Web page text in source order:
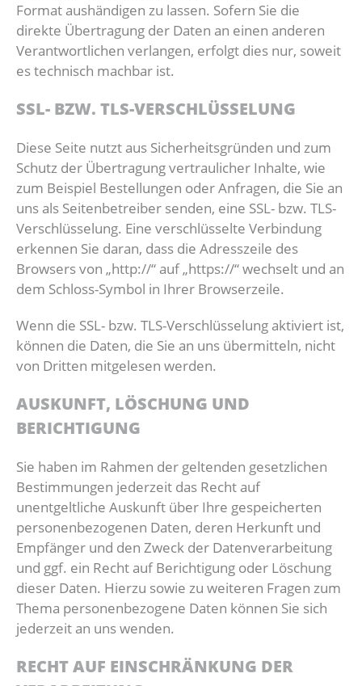
Format aushändigen zu lassen. Sofern Sie die
direkte Übertragung der Daten an einen anderen
Verantwortlichen verlangen, erfolgt dies nur, soweit
es technisch machbar ist.
SSL- BZW. TLS-VERSCHLÜSSELUNG
Diese Seite nutzt aus Sicherheitsgründen und zum
Schutz der Übertragung vertraulicher Inhalte, wie
zum Beispiel Bestellungen oder Anfragen, die Sie an
uns als Seitenbetreiber senden, eine SSL- bzw. TLS-
Verschlüsselung. Eine verschlüsselte Verbindung
erkennen Sie daran, dass die Adresszeile des
Browsers von „http://“ auf „https://“ wechselt und an
dem Schloss-Symbol in Ihrer Browserzeile.
Wenn die SSL- bzw. TLS-Verschlüsselung aktiviert ist,
können die Daten, die Sie an uns übermitteln, nicht
von Dritten mitgelesen werden.
AUSKUNFT, LÖSCHUNG UND
BERICHTIGUNG
Sie haben im Rahmen der geltenden gesetzlichen
Bestimmungen jederzeit das Recht auf
unentgeltliche Auskunft über Ihre gespeicherten
personenbezogenen Daten, deren Herkunft und
Empfänger und den Zweck der Datenverarbeitung
und ggf. ein Recht auf Berichtigung oder Löschung
dieser Daten. Hierzu sowie zu weiteren Fragen zum
Thema personenbezogene Daten können Sie sich
jederzeit an uns wenden.
RECHT AUF EINSCHRÄNKUNG DER